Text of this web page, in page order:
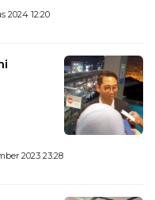
2024 12:20
2023 23:28